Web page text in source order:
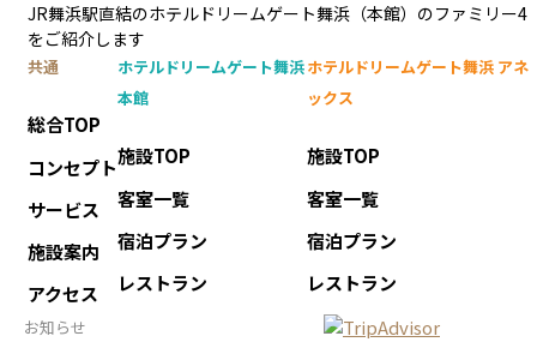
JR舞浜駅直結のホテルドリームゲート舞浜（本館）のファミリー4
をご紹介します
共通
総合TOP
コンセプト
サービス
施設案内
アクセス
ホテルドリームゲート舞浜
本館
施設TOP
客室一覧
宿泊プラン
レストラン
ホテルドリームゲート舞浜 アネ
ックス
施設TOP
客室一覧
宿泊プラン
レストラン
お知らせ